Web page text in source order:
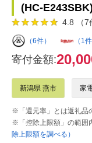
(HC-
4.8 （7
（6件） （1件
寄付金額:
新潟県 燕市 家
※「還元率」とは返礼品
※「控除上限額」の範囲
除上限額を調べる）